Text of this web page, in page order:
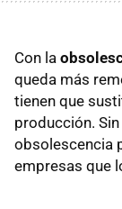
Con la
queda más
tienen que
producción.
obsolescencia
empresas que